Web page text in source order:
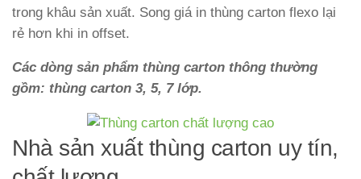
trong khâu sản xuất. Song giá in thùng carton flexo lại
rẻ hơn khi in offset.
Các dòng sản phẩm thùng carton thông thường
gồm: thùng carton 3, 5, 7 lớp.
Nhà sản xuất thùng carton uy tín,